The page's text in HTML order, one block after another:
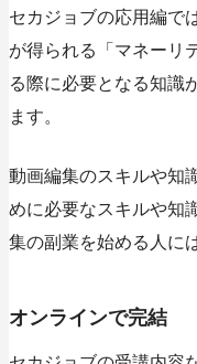
セカジョブの応用編で
が得られる「マネーリ
る際に必要となる知識
ます。
動画編集のスキルや知
めに必要なスキルや知
集の副業を始める人に
オンラインで完結